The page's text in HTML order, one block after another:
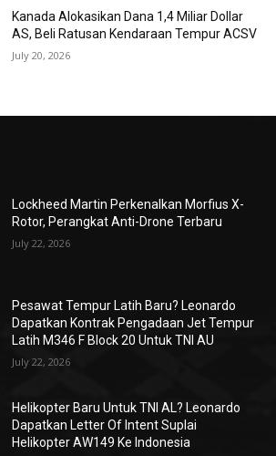
Kanada Alokasikan Dana 1,4 Miliar Dollar
AS, Beli Ratusan Kendaraan Tempur ACSV
July 20, 2026
Lockheed Martin Perkenalkan Morfius X-
Rotor, Perangkat Anti-Drone Terbaru
July 22, 2026
Pesawat Tempur Latih Baru? Leonardo
Dapatkan Kontrak Pengadaan Jet Tempur
Latih M346 F Block 20 Untuk TNI AU
July 22, 2026
Helikopter Baru Untuk TNI AL? Leonardo
Dapatkan Letter Of Intent Suplai
Helikopter AW149 Ke Indonesia